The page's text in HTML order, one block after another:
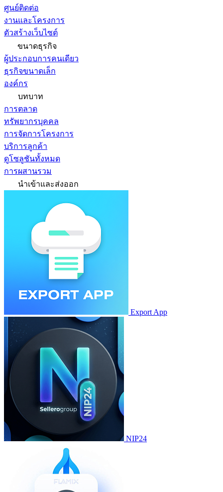
ศูนย์ติดต่อ
งานและโครงการ
ตัวสร้างเว็บไซต์
ขนาดธุรกิจ
ผู้ประกอบการคนเดียว
ธุรกิจขนาดเล็ก
องค์กร
บทบาท
การตลาด
ทรัพยากรบุคคล
การจัดการโครงการ
บริการลูกค้า
ดูโซลูชันทั้งหมด
การผสานรวม
นำเข้าและส่งออก
Export App
NIP24